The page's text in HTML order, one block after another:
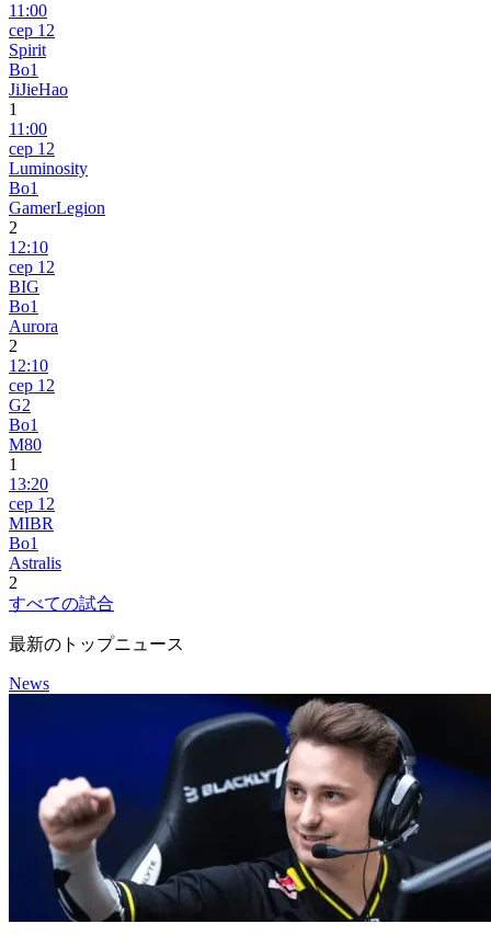
11:00
сер 12
Spirit
Bo1
JiJieHao
1
11:00
сер 12
Luminosity
Bo1
GamerLegion
2
12:10
сер 12
BIG
Bo1
Aurora
2
12:10
сер 12
G2
Bo1
M80
1
13:20
сер 12
MIBR
Bo1
Astralis
2
すべての試合
最新のトップニュース
News